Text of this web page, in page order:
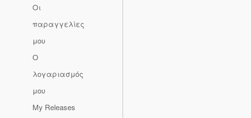
Οι
παραγγελίες
μου
Ο
λογαριασμός
μου
My Releases